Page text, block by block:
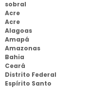
sobral
Acre
Acre
Alagoas
Amapá
Amazonas
Bahia
Ceará
Distrito Federal
Espírito Santo